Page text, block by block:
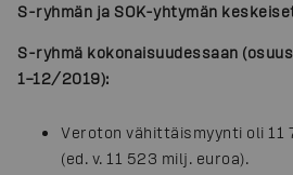
S-ryhmän ja SOK-yhtymän
S-ryhmä kokonaisuudessaan
1–12/2019):
Veroton vähittäismyynti oli 11
(ed. v. 11 523 milj. euroa).